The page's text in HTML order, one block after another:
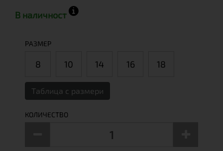
В наличност
РАЗМЕР
8 10 14 16 18
Таблица с размери
КОЛИЧЕСТВО